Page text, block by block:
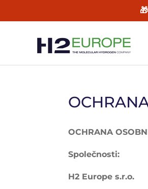
🎁
OCHRANA
Společnosti:
H2 Europe s.r.o.